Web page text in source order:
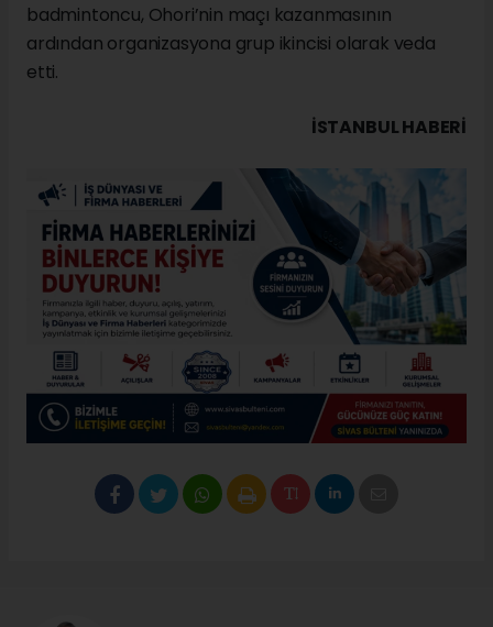
badmintoncu, Ohori’nin maçı kazanmasının
ardından organizasyona grup ikincisi olarak veda
etti.
İSTANBUL HABERİ